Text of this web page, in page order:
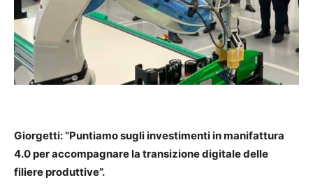
Giorgetti: “Puntiamo sugli investimenti in manifattura
4.0 per accompagnare la transizione digitale delle
filiere produttive”.